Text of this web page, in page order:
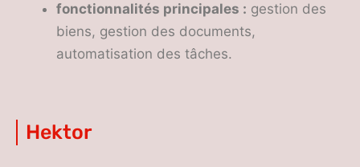
fonctionnalités principales : gestion des
biens, gestion des documents,
automatisation des tâches.
Hektor